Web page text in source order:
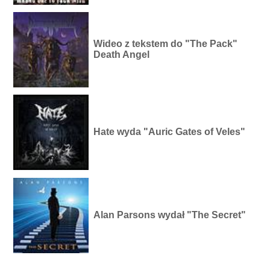
Wideo z tekstem do "The Pack"
Death Angel
Hate wyda "Auric Gates of Veles"
Alan Parsons wydał "The Secret"